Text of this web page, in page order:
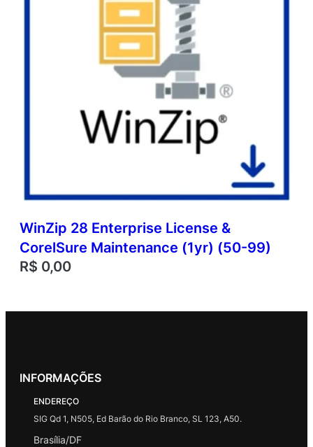
WinZip 28 Enterprise License &
CorelSure Maintenance (1yr) (50-99)
R$ 0,00
INFORMAÇÕES
ENDEREÇO
SIG Qd 1, N505, Ed Barão do Rio Branco, SL 123, A50.
Brasília/DF